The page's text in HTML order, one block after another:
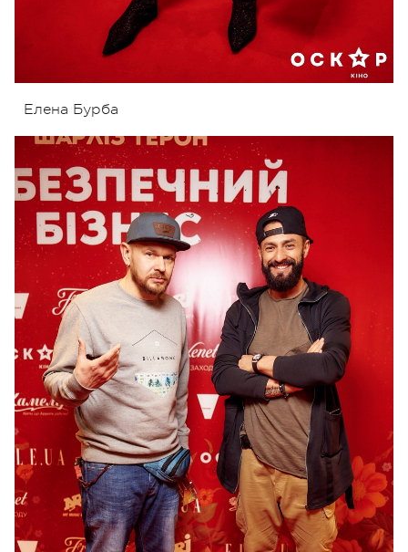
Елена Бурба